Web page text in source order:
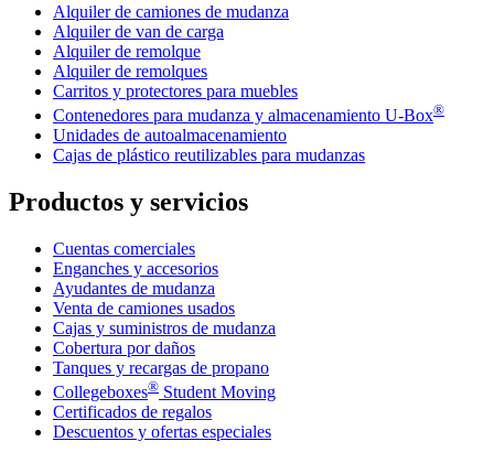
Alquiler de camiones de mudanza
Alquiler de van de carga
Alquiler de remolque
Alquiler de remolques
Carritos y protectores para muebles
Contenedores para mudanza y almacenamiento U-Box®
Unidades de autoalmacenamiento
Cajas de plástico reutilizables para mudanzas
Productos y servicios
Cuentas comerciales
Enganches y accesorios
Ayudantes de mudanza
Venta de camiones usados
Cajas y suministros de mudanza
Cobertura por daños
Tanques y recargas de propano
Collegeboxes® Student Moving
Certificados de regalos
Descuentos y ofertas especiales